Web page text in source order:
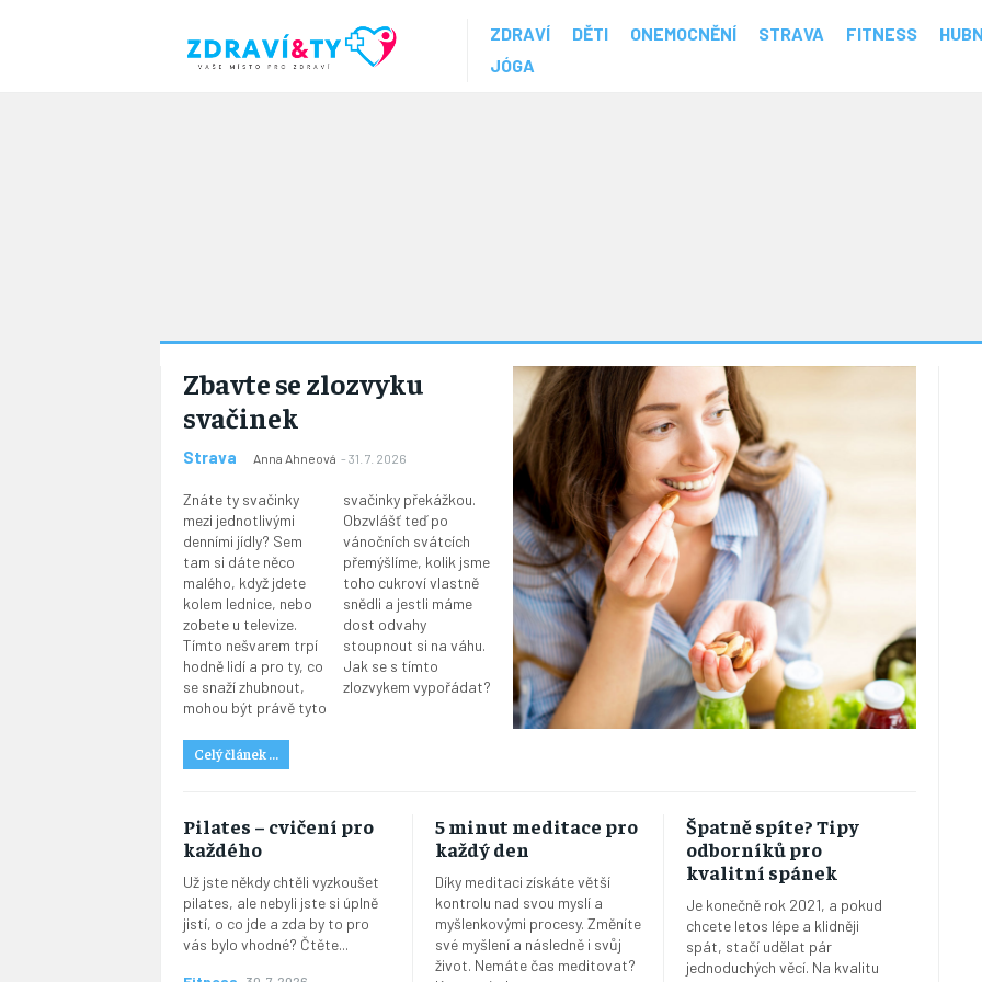
ZDRAVÍ DĚTI ONEMOCNĚNÍ STRAVA FITNESS
JÓGA
Zbavte se zlozvyku
svačinek
Strava Anna Ahneová - 31. 7. 2026
Znáte ty svačinky
mezi jednotlivými
denními jídly? Sem
tam si dáte něco
malého, když jdete
kolem lednice, nebo
zobete u televize.
Tímto nešvarem trpí
hodně lidí a pro ty, co
se snaží zhubnout,
mohou být právě tyto
svačinky překážkou.
Obzvlášť teď po
vánočních svátcích
přemýšlíme, kolik jsme
toho cukroví vlastně
snědli a jestli máme
dost odvahy
stoupnout si na váhu.
Jak se s tímto
zlozvykem vypořádat?
Celý článek ...
Pilates – cvičení pro
každého
Už jste někdy chtěli vyzkoušet
pilates, ale nebyli jste si úplně
jistí, o co jde a zda by to pro
vás bylo vhodné? Čtěte...
5 minut meditace pro
každý den
Díky meditaci získáte větší
kontrolu nad svou myslí a
myšlenkovými procesy. Změníte
své myšlení a následně i svůj
život. Nemáte čas meditovat?
Špatně spíte? Tipy
odborníků pro
kvalitní spánek
Je konečně rok 2021, a pokud
chcete letos lépe a klidněji
spát, stačí udělat pár
jednoduchých věcí. Na kvalitu